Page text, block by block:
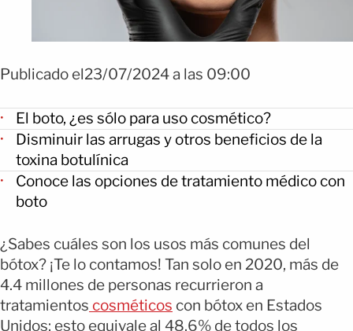
Publicado el23/07/2024 a las 09:00
El boto, ¿es sólo para uso cosmético?
Disminuir las arrugas y otros beneficios de la
toxina botulínica
Conoce las opciones de tratamiento médico con
boto
¿Sabes cuáles son los usos más comunes del
bótox? ¡Te lo contamos! Tan solo en 2020, más de
4.4 millones de personas recurrieron a
tratamientos cosméticos con bótox en Estados
Unidos; esto equivale al 48.6% de todos los